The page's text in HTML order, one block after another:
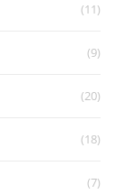
(11)
(9)
(20)
(18)
(7)